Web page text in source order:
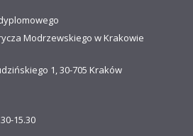
Modrzewskiego w Krakowie
1, 30-705 Kraków
15.30